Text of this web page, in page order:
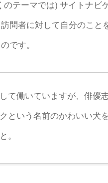
テーマでは) サイトナビ
問者に対して自分のこと
です。
て働いていますが、俳優
という名前のかわいい犬
。